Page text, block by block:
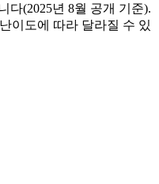
다(2025년 8월 공개 기준).
이도에 따라 달라질 수 있